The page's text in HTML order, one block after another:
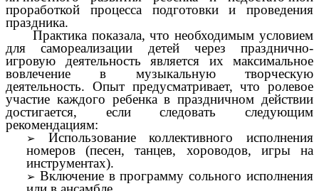
проработкой процесса подготовки и проведения
праздника.
Практика показала, что необходимым условием
для самореализации детей через празднично-
игровую деятельность является их максимальное
вовлечение в музыкальную творческую
деятельность. Опыт предусматривает, что ролевое
участие каждого ребенка в праздничном действии
достигается, если следовать следующим
рекомендациям:
Использование коллективного исполнения
номеров (песен, танцев, хороводов, игры на
инструментах).
Включение в программу сольного исполнения